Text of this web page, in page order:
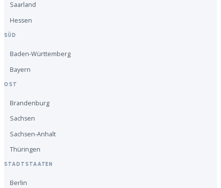
Saarland
Hessen
SÜD
Baden-Württemberg
Bayern
OST
Brandenburg
Sachsen
Sachsen-Anhalt
Thüringen
STADTSTAATEN
Berlin